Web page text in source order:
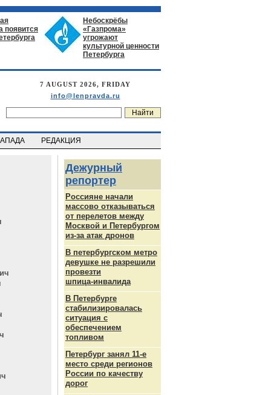
появится
Небоскрёбы
«Газпрома»
угрожают
культурной ценности
Петербурга
7 AUGUST 2026, FRIDAY
info@lenpravda.ru
РЕДАКЦИЯ
Дежурный
репортер
Россияне начали
массово отказываться
от перелетов между
Москвой и Петербургом
из-за атак дронов
В петербургском метро
девушке не разрешили
провезти
шпица‑инвалида
В Петербурге
стабилизировалась
ситуация с
обеспечением
топливом
Петербург занял 11-е
место среди регионов
России по качеству
дорог